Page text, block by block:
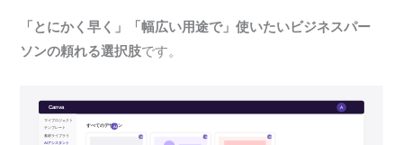
「とにかく早く」「幅広い用途で」使いたいビジネスパー
ソンの頼れる選択肢です。